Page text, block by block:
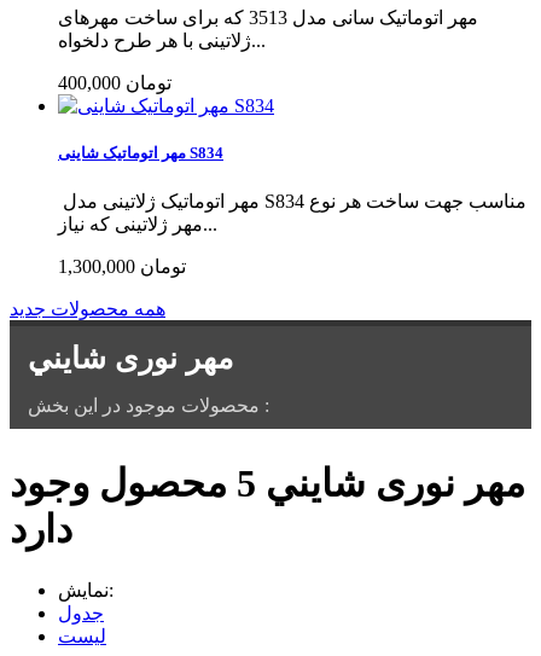
مهر اتوماتیک سانی مدل 3513 که برای ساخت مهرهای
ژلاتینی با هر طرح دلخواه...
400,000 تومان
مهر اتوماتیک شاینی S834
مهر ژلاتینی که نیاز...
1,300,000 تومان
همه محصولات جدید
مهر نوری شايني
محصولات موجود در اين بخش :
مهر نوری شايني
5 محصول وجود
دارد
نمایش:
جدول
لیست